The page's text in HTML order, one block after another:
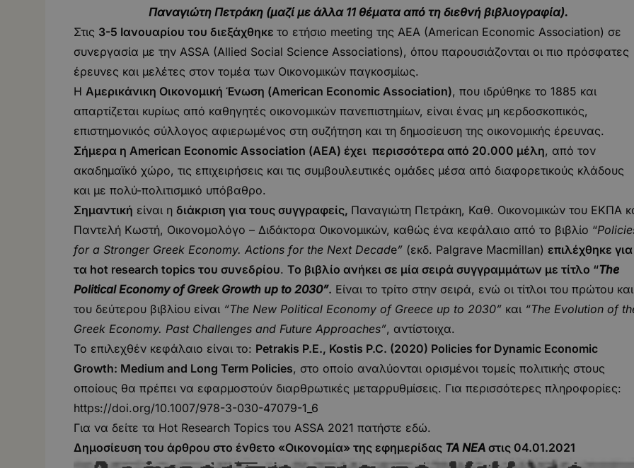
Παναγιώτη Πετράκη (μαζί με άλλα 11 θέματα από τη διεθνή βιβλιογραφία).
Στις 3-5 Ιανουαρίου του διεξάχθηκε το ετήσιο meeting της AEA (American Economic Association) σε
συνεργασία με την ASSA (Allied Social Science Associations), όπου παρουσιάζονται οι πιο πρόσφατες
έρευνες και μελέτες στον τομέα των Οικονομικών παγκοσμίως.
Η Αμερικάνικη Οικονομική Ένωση (American Economic Association), που ιδρύθηκε το 1885 και
απαρτίζεται κυρίως από καθηγητές οικονομικών πανεπιστημίων, είναι ένας μη κερδοσκοπικός,
επιστημονικός σύλλογος αφιερωμένος στη συζήτηση και τη δημοσίευση της οικονομικής έρευνας.
Σήμερα η American Economic Association (ΑΕΑ) έχει περισσότερα από 20.000 μέλη, από τον
ακαδημαϊκό χώρο, τις επιχειρήσεις και τις συμβουλευτικές ομάδες μέσα από διαφορετικούς κλάδους
και με πολύ-πολιτισμικό υπόβαθρο.
Σημαντική είναι η διάκριση για τους συγγραφείς, Παναγιώτη Πετράκη, Καθ. Οικονομικών του ΕΚΠΑ
Παντελή Κωστή, Οικονομολόγο – Διδάκτορα Οικονομικών, καθώς ένα κεφάλαιο από το βιβλίο “
fora StrongerGreek Economy. Actions for the Next Decade” (εκδ. Palgrave Macmillan) επιλέχθηκε για
τα hot research topics του συνεδρίου. Το βιβλίο ανήκει σε μία σειρά συγγραμμάτων με τίτλο “The
PoliticalEconomyofGreekGrowth up to 2030”. Είναι το τρίτο στην σειρά, ενώ οι τίτλοι του πρώτου και
του δεύτερου βιβλίου είναι “The New Political Economy ofGreece up to 2030” και “The Evolution of
Greek Economy. PastChallenges and Future Approaches”, αντίστοιχα.
Το επιλεχθέν κεφάλαιο είναι το: Petrakis P.E., Kostis P.C. (2020) Policies for Dynamic Economic
Growth: Medium and Long Term Policies, στο οποίο αναλύονται ορισμένοι τομείς πολιτικής στους
οποίους θα πρέπει να εφαρμοστούν διαρθρωτικές μεταρρυθμίσεις. Για περισσότερες πληροφορίες:
https://doi.org/10.1007/978-3-030-47079-1_6
Για να δείτε τα Hot Research Topics του ASSA 2021 πατήστε εδώ.
Δημοσίευση του άρθρου στο ένθετο «Οικονομία» της εφημερίδας ΤΑ ΝΕΑ στις 04.01.2021